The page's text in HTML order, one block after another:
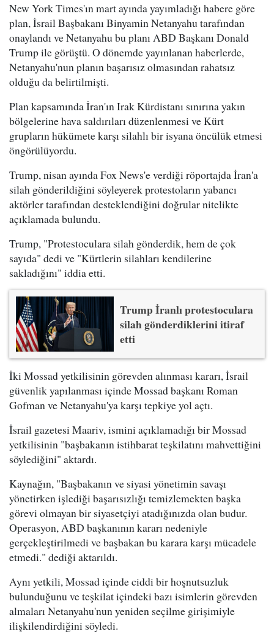
New York Times'ın mart ayında yayımladığı habere göre
plan, İsrail Başbakanı Binyamin Netanyahu tarafından
onaylandı ve Netanyahu bu planı ABD Başkanı Donald
Trump ile görüştü. O dönemde yayınlanan haberlerde,
Netanyahu'nun planın başarısız olmasından rahatsız
olduğu da belirtilmişti.
Plan kapsamında İran'ın Irak Kürdistanı sınırına yakın
bölgelerine hava saldırıları düzenlenmesi ve Kürt
grupların hükümete karşı silahlı bir isyana öncülük etmesi
öngörülüyordu.
Trump, nisan ayında Fox News'e verdiği röportajda İran'a
silah gönderildiğini söyleyerek protestoların yabancı
aktörler tarafından desteklendiğini doğrular nitelikte
açıklamada bulundu.
Trump, "Protestoculara silah gönderdik, hem de çok
sayıda" dedi ve "Kürtlerin silahları kendilerine
sakladığını" iddia etti.
Trump İranlı protestoculara
silah gönderdiklerini itiraf
etti
İki Mossad yetkilisinin görevden alınması kararı, İsrail
güvenlik yapılanması içinde Mossad başkanı Roman
Gofman ve Netanyahu'ya karşı tepkiye yol açtı.
İsrail gazetesi Maariv, ismini açıklamadığı bir Mossad
yetkilisinin "başbakanın istihbarat teşkilatını mahvettiğini
söylediğini" aktardı.
Kaynağın, "Başbakanın ve siyasi yönetimin savaşı
yönetirken işlediği başarısızlığı temizlemekten başka
görevi olmayan bir siyasetçiyi atadığınızda olan budur.
Operasyon, ABD başkanının kararı nedeniyle
gerçekleştirilmedi ve başbakan bu karara karşı mücadele
etmedi." dediği aktarıldı.
Aynı yetkili, Mossad içinde ciddi bir hoşnutsuzluk
bulunduğunu ve teşkilat içindeki bazı isimlerin görevden
almaları Netanyahu'nun yeniden seçilme girişimiyle
ilişkilendirdiğini söyledi.